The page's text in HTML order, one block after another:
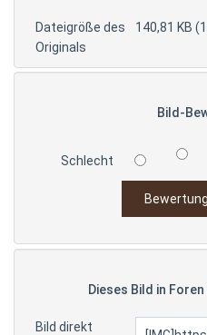
Dateigröße des
Originals
140,81 KB
Bild-
Schlecht
Dieses Bild in
Bild direkt